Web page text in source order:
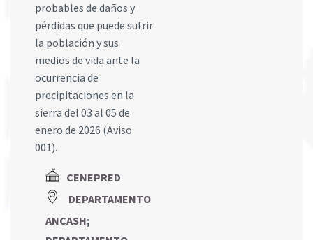
probables de daños y
pérdidas que puede sufrir
la población y sus
medios de vida ante la
ocurrencia de
precipitaciones en la
sierra del 03 al 05 de
enero de 2026 (Aviso
001).
CENEPRED
DEPARTAMENTO
ANCASH;